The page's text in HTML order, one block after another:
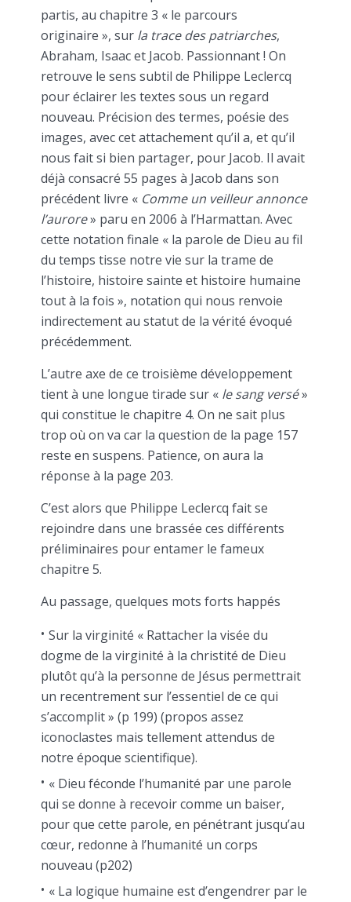
partis, au chapitre 3 « le parcours
originaire », sur la trace des patriarches,
Abraham, Isaac et Jacob. Passionnant ! On
retrouve le sens subtil de Philippe Leclercq
pour éclairer les textes sous un regard
nouveau. Précision des termes, poésie des
images, avec cet attachement qu’il a, et qu’il
nous fait si bien partager, pour Jacob. Il avait
déjà consacré 55 pages à Jacob dans son
précédent livre « Comme un veilleur annonce
l’aurore» paru en 2006 à l’Harmattan. Avec
cette notation finale « la parole de Dieu au fil
du temps tisse notre vie sur la trame de
l’histoire, histoire sainte et histoire humaine
tout à la fois », notation qui nous renvoie
indirectement au statut de la vérité évoqué
précédemment.
L’autre axe de ce troisième développement
tient à une longue tirade sur « le sang versé»
qui constitue le chapitre 4. On ne sait plus
trop où on va car la question de la page 157
reste en suspens. Patience, on aura la
réponse à la page 203.
C’est alors que Philippe Leclercq fait se
rejoindre dans une brassée ces différents
préliminaires pour entamer le fameux
chapitre 5.
Au passage, quelques mots forts happés
Sur la virginité « Rattacher la visée du
dogme de la virginité à la christité de Dieu
plutôt qu’à la personne de Jésus permettrait
un recentrement sur l’essentiel de ce qui
s’accomplit » (p 199) (propos assez
iconoclastes mais tellement attendus de
notre époque scientifique).
« Dieu féconde l’humanité par une parole
qui se donne à recevoir comme un baiser,
pour que cette parole, en pénétrant jusqu’au
cœur, redonne à l’humanité un corps
nouveau (p202)
« La logique humaine est d’engendrer par le